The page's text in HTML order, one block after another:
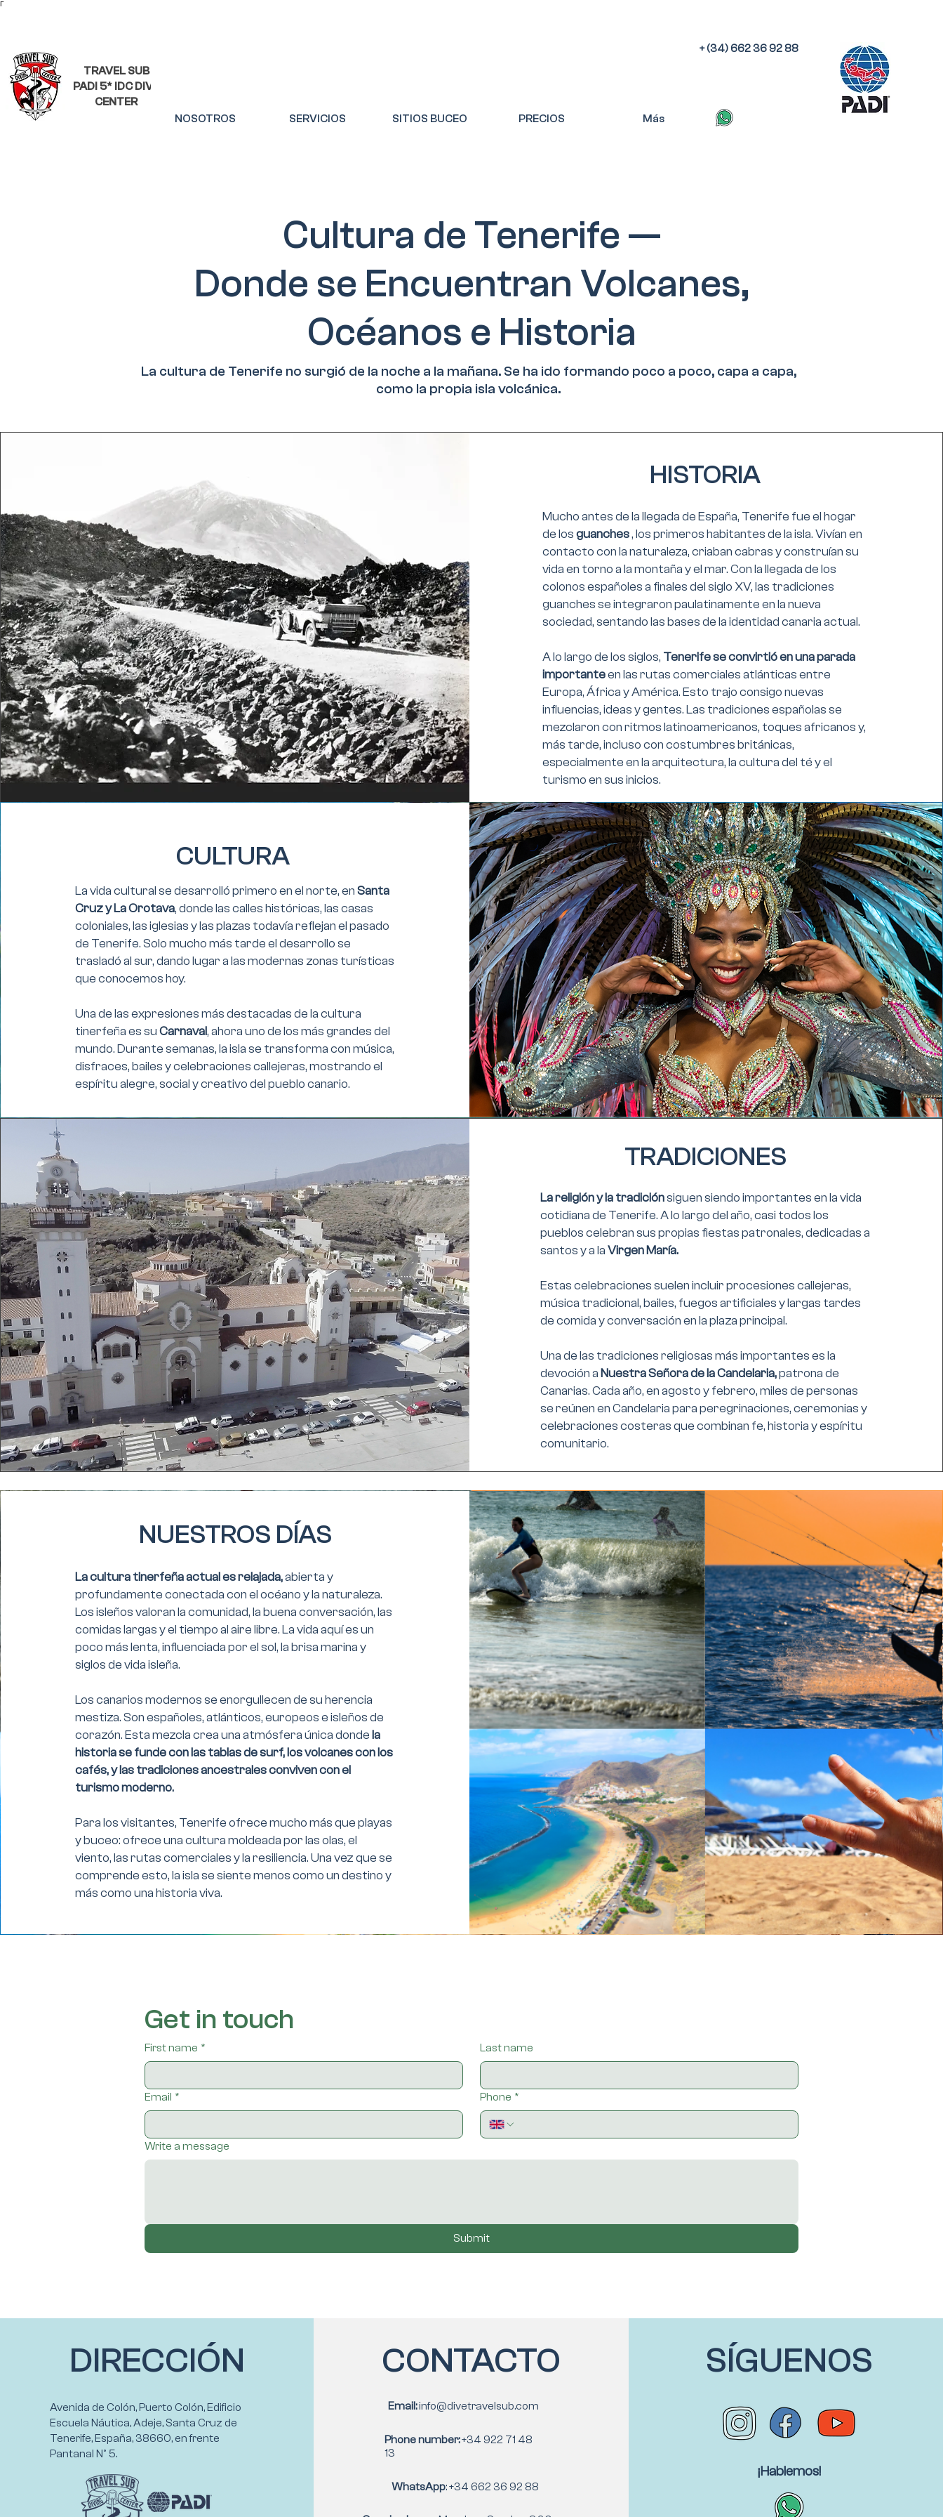
Γ
TRAVEL SUB
PADI 5* IDC DIVE
CENTER
+ (34) 662 36 92 88
NOSOTROS SERVICIOS SITIOS BUCEO PRECIOS Más
Cultura de Tenerife —
Donde se Encuentran Volcanes,
Océanos e Historia
La cultura de Tenerife no surgió de la noche a la mañana. Se ha ido formando poco a poco, capa a capa,
como la propia isla volcánica.
HISTORIA
Mucho antes de la llegada de España, Tenerife fue el hogar
de losguanches, los primeros habitantes de la isla. Vivían en
contacto con la naturaleza, criaban cabras y construían su
vida en torno a la montaña y el mar. Con la llegada de los
colonos españoles a finales del siglo XV, las tradiciones
guanches se integraron paulatinamente en la nueva
sociedad, sentando las bases de la identidad canaria actual.
A lo largo de los siglos, Tenerife se convirtió en una parada
importanteen las rutas comerciales atlánticas entre
Europa, África y América. Esto trajo consigo nuevas
influencias, ideas y gentes. Las tradiciones españolas se
mezclaron con ritmos latinoamericanos, toques africanos y,
más tarde, incluso con costumbres británicas,
especialmente en la arquitectura, la cultura del té y el
turismo en sus inicios.
CULTURA
La vida cultural se desarrolló primero en el norte, enSanta
Cruz y La Orotava, donde las calles históricas, las casas
coloniales, las iglesias y las plazas todavía reflejan el pasado
de Tenerife. Solo mucho más tarde el desarrollo se
trasladó al sur, dando lugar a las modernas zonas turísticas
que conocemos hoy.
Una de las expresiones más destacadas de la cultura
tinerfeña es suCarnaval, ahora uno de los más grandes del
mundo. Durante semanas, la isla se transforma con música,
disfraces, bailes y celebraciones callejeras, mostrando el
espíritu alegre, social y creativo del pueblo canario.
TRADICIONES
La religión y la tradiciónsiguen siendo importantes en la vida
cotidiana de Tenerife. A lo largo del año, casi todos los
pueblos celebran sus propias fiestas patronales, dedicadas a
santos y a laVirgen María.
Estas celebraciones suelen incluir procesiones callejeras,
música tradicional, bailes, fuegos artificiales y largas tardes
de comida y conversación en la plaza principal.
Una de las tradiciones religiosas más importantes es la
devoción a Nuestra Señora de la Candelaria,patrona de
Canarias. Cada año, en agosto y febrero, miles de personas
se reúnen en Candelaria para peregrinaciones, ceremonias y
celebraciones costeras que combinan fe, historia y espíritu
comunitario.
NUESTROS DÍAS
La cultura tinerfeña actual es relajada,abierta y
profundamente conectada con el océano y la naturaleza.
Los isleños valoran la comunidad, la buena conversación, las
comidas largas y el tiempo al aire libre. La vida aquí es un
poco más lenta, influenciada por el sol, la brisa marina y
siglos de vida isleña.
Los canarios modernos se enorgullecen de su herencia
mestiza. Son españoles, atlánticos, europeos e isleños de
corazón. Esta mezcla crea una atmósfera única donde la
historia se funde con las tablas de surf, los volcanes con los
cafés, y las tradiciones ancestrales conviven con el
turismo moderno.
Para los visitantes, Tenerife ofrece mucho más que playas
y buceo: ofrece una cultura moldeada por las olas, el
viento, las rutas comerciales y la resiliencia. Una vez que se
comprende esto, la isla se siente menos como un destino y
más como una historia viva.
Get in touch
First name * Last name
Email * Phone *
Write a message
Submit
DIRECCIÓN
Avenida de Colón, Puerto Colón, Edificio
Escuela Náutica, Adeje, Santa Cruz de
Tenerife, España, 38660, en frente
Pantanal Nº 5.
CONTACTO
Email:info@divetravelsub.com
Phone number:+34 922 71 48
13
WhatsApp: +34 662 36 92 88
SÍGUENOS
¡Hablemos!